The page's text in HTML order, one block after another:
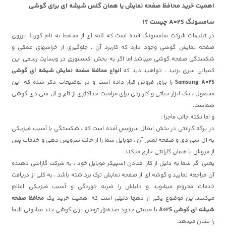
اهمیت خرید محافظ صفحه نمایش یا همان گلس شیشه ای برای گوشی
سامسونگ A02S چیست ؟!
در تبلیغات شرکت سامسونگ آمده است که لایه ای از محافظ به نام گوریلا برروی
صفحه نمایش گوشی وجود دارد که کاربرد آن ، جلوگیری از خراشهای عمقی و
شکستگی صفحه گوشی میباشد.اما اگر به بخش اکسسوری در وبسایت رسمی این
کمپانی سری بزنید ، خواهید دید کهانواع محافظ صفحه نمایش شیشه ای گوشی
Samsung A02Sرا برای فروش قرار داده است و در توضیحات ذکر شده که این
محصول ، یک ابزار حیاتی و کاربردی برای مراقبت حداکثری از تاچ و ال سی دی گوشی
شماست.
و اما نکته جالب ماجرا :
در برگه گارانتی در بخش ابطال سرویس آمده است که ، شکستگی یا آسیب فیزیکی
به ال سی دی و صفحه لمس آن ، موبایل شما را از حالت سرویس دهی و خدمات پس
از فروش یا همان گارانتی خارج میکند.
یعنی اگر شما به دلیل از کار افتادن اسپیکر موبایل خود ، به شرکت گارانتی دهنده
آن مراجعه نمایید و گوشه ای از صفحه نمایش ترک برداشته باشد ، به کلی از دریافت
خدمات محروم میشوید و دلیلش را ضربه خوردگی و آسیب فیزیکی اعلام
میکنند.این موضوع یکی از دهها دلیلی است که اهمیت خرید یک محافظ صفحه
شیشه ای گوشی A02S
با قیمتی حدود صدهزار تومان برای گوشی چند میلیونی شما
را نشان میدهد.